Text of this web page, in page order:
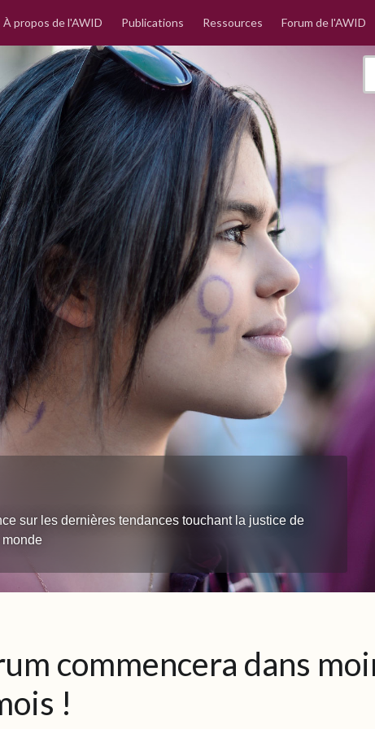
À propos de l'AWID Publications Ressources Forum de l'AWID
sur les dernières tendances touchant la justice de
monde
commencera dans
!